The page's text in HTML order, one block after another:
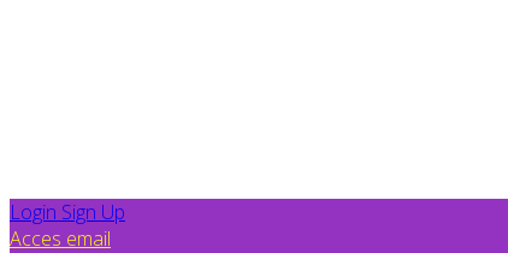
Login Sign Up
Acces email